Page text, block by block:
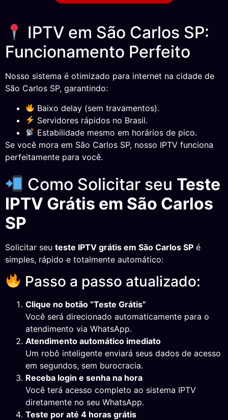
IPTV em São Carlos SP:
Funcionamento Perfeito
Nosso sistema é otimizado para internet na cidade de
São Carlos SP, garantindo:
Baixo delay (sem travamentos).
Servidores rápidos no Brasil.
Estabilidade mesmo em horários de pico.
Se você mora em São Carlos SP, nosso IPTV funciona
perfeitamente para você.
Como Solicitar seu Teste
IPTV Grátis em São Carlos
SP
Solicitar seu teste IPTV grátis em São Carlos SP é
simples, rápido e totalmente automático:
Passo a passo atualizado:
Clique no botão “Teste Grátis”
Você será direcionado automaticamente para o
atendimento via WhatsApp.
Atendimento automático imediato
Um robô inteligente enviará seus dados de acesso
em segundos, sem burocracia.
Receba login e senha na hora
Você terá acesso completo ao sistema IPTV
diretamente no seu WhatsApp.
Teste por até 4 horas grátis